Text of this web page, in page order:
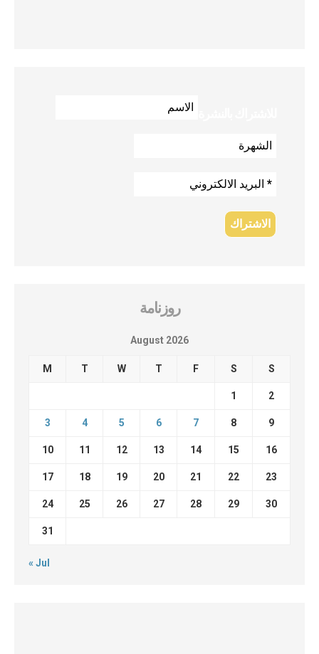
روزنامة
August 2026
M T W T F S S
1 2
3 4 5 6 7 8 9
10 11 12 13 14 15 16
17 18 19 20 21 22 23
24 25 26 27 28 29 30
31
« Jul